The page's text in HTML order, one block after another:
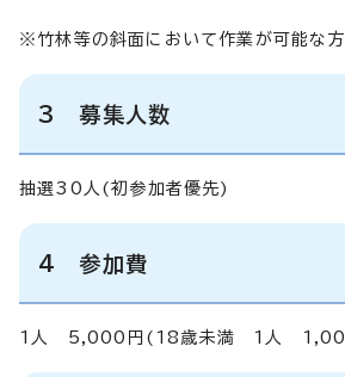
※竹林等の斜面において作業が可能な方
3 募集人数
抽選30人(初参加者優先)
4 参加費
1人 5,000円(18歳未満 1人 1,000